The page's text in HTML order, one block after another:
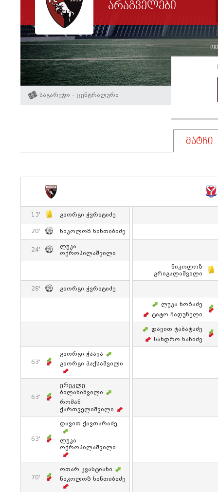
არაგველები
საგარეჯო - ცენტრალური
მატჩი
13' Გიორგი Ჭვრიტიძე
20' Ნიკოლოზ Ხინთიბიძე
24'
Ლუკა
Ოქროპილაშვილი
Ნიკოლოზ
Გრიგალაშვილი
28' Გიორგი Ჭვრიტიძე
Ლუკა Ნოზაძე
Ტატო Ჩადუნელი
Დავით Ტაბატაძე
Სანდრო Ხაჩიძე
63'
Გიორგი Ჭაავა
Გიორგი Პაქსაშვილი
63'
Ერეკლე
Ბილანიშვილი
Რომან
Ქართველიშვილი
63'
Დავით Ქავთარაძე
Ლუკა
Ოქროპილაშვილი
70'
Ოთარ Კვასტიანი
Ნიკოლოზ Ხინთიბიძე